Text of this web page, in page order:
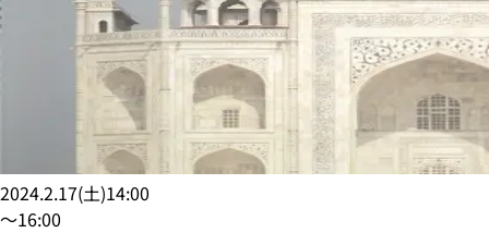
2024.2.17(土)14:00
〜16:00